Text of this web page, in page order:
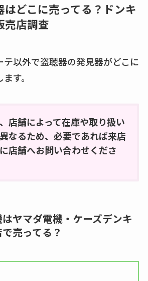
どこに売ってる？ドンキ
売店調査
テ以外で盗聴器の発見器がどこに
す。
店舗によって在庫や取り扱い
なるため、必要であれば来店
店舗へお問い合わせくださ
ヤマダ電機・ケーズデンキ
売ってる？